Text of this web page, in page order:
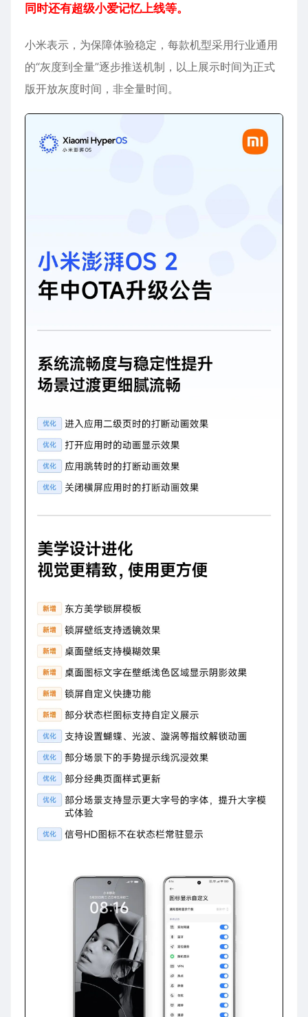
同时还有超级小爱记忆上线等。
小米表示，为保障体验稳定，每款机型采用行业通用
的“灰度到全量”逐步推送机制，以上展示时间为正式
版开放灰度时间，非全量时间。